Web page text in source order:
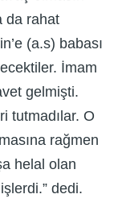
da rahat
(a.s) babası
İmam
gelmişti.
tutmadılar. O
rağmen
helal olan
dedi.